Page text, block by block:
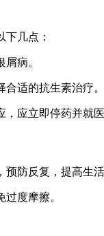
几点：
病。
适的抗生素治疗。
应立即停药并就医
防反复，提高生
度摩擦。